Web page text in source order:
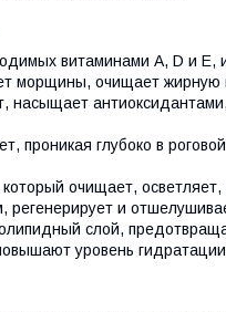
витаминами A, D и Е,
морщины, очищает жирную
насыщает
проникая глубоко в
очищает, осветляет,
регенерирует и
слой,
уровень